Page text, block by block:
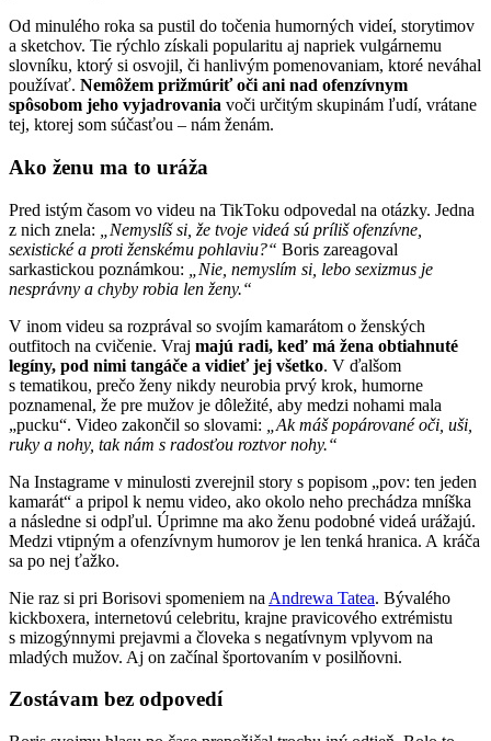
Od minulého roka sa pustil do točenia humorných videí, storytimov
a sketchov. Tie rýchlo získali popularitu aj napriek vulgárnemu
slovníku, ktorý si osvojil, či hanlivým pomenovaniam, ktoré neváhal
používať. Nemôžem prižmúriť oči ani nad ofenzívnym
spôsobom jeho vyjadrovania voči určitým skupinám ľudí, vrátane
tej, ktorej som súčasťou – nám ženám.
Ako ženu ma to uráža
Pred istým časom vo videu na TikToku odpovedal na otázky. Jedna
z nich znela:
„Nemyslíš si, že tvoje videá sú príliš ofenzívne,
sexistické a proti ženskému pohlaviu?“ Boris zareagoval
sarkastickou poznámkou:
„Nie, nemyslím si, lebo sexizmus je
nesprávny a chyby robia len ženy.“
V inom videu sa rozprával so svojím kamarátom o ženských
outfitoch na cvičenie. Vraj majú radi, keď má žena obtiahnuté
legíny, pod nimi tangáče a vidieť jej všetko. V ďalšom
s tematikou, prečo ženy nikdy neurobia prvý krok, humorne
poznamenal, že pre mužov je dôležité, aby medzi nohami mala
„pucku“. Video zakončil so slovami:
„Ak máš popárované oči, uši,
ruky a nohy, tak nám s radosťou roztvor nohy.“
Na Instagrame v minulosti zverejnil story s popisom „pov: ten jeden
kamarát“ a pripol k nemu video, ako okolo neho prechádza mníška
a následne si odpľul. Úprimne ma ako ženu podobné videá urážajú.
Medzi vtipným a ofenzívnym humorov je len tenká hranica. A kráča
sa po nej ťažko.
Nie raz si pri Borisovi spomeniem na Andrewa Tatea. Bývalého
kickboxera, internetovú celebritu, krajne pravicového extrémistu
s mizogýnnymi prejavmi a človeka s negatívnym vplyvom na
mladých mužov. Aj on začínal športovaním v posilňovni.
Zostávam bez odpovedí